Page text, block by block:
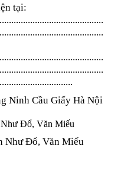
tại:
Ninh Cầu Giấy Hà Nội
Như Đổ, Văn Miếu
Như Đổ, Văn Miếu